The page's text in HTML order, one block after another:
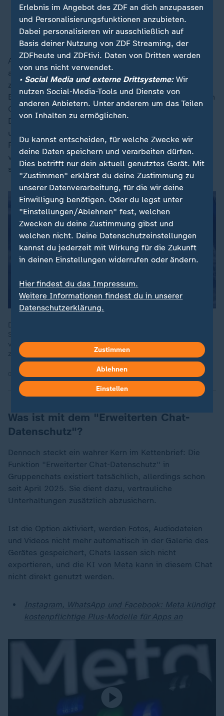
Start der Meta-KI in Deutschland: Was hinter dem
neuen Ring bei WhatsApp steckt
Auch die deutsche Datenschutzbehörde BfDI schreibt
auf ihrerWebseite , die Meta-KI lese keine Chats
zwischen Nutzern mit und verweist auf gesetzliche
Bestimmungen: "Inhalt und die näheren Umstände von
Chats zwischen Nutzerinnen und Nutzern von TK-
Diensten(Telekommunikationsdiensten, Anm. d. Red.)
unterliegen dem besonderen Schutz des
Fernmeldegeheimnisses, das im Grundgesetz
verankert ist", heißt es. Ein Verstoß dagegen sei
strafbar.
Die EU droht dem US-Konzern Meta mit Zwangsmaßnahmen.
Sie wirft ihm vor, auf WhatsApp gegen Wettbewerbsregeln zu
verstoßen, weil er dort nur seine eigene künstliche Intelligenz
zulässt.
09.02.2026 | 0:37 min
Was ist mit dem "Erweiterten Chat-
Datenschutz"?
Dennoch steckt ein wahrer Kern im Kettenbrief: Die
Funktion "Erweiterter Chat-Datenschutz" in
Gruppenchats existiert tatsächlich, allerdings schon
seit April 2025. Sie dient dazu, vertrauliche
Unterhaltungen zusätzlich abzusichern.
Ist die Option aktiviert, werden Fotos, Audiodateien
und Videos nicht mehr automatisch in der Galerie des
Gerätes gespeichert, Chats lassen sich nicht
exportieren, und die KI von Meta kann in diesem Chat
nicht direkt genutzt werden.
Instagram, WhatsApp und Facebook: Meta kündigt
kostenpflichtige Plus-Modelle für Apps an
Erlebnis im Angebot des ZDF an dich anzupassen
und Personalisierungsfunktionen anzubieten.
Dabei personalisieren wir ausschließlich auf
Basis deiner Nutzung von ZDF Streaming, der
ZDFheute und ZDFtivi. Daten von Dritten werden
von uns nicht verwendet.
• Social Media und externe Drittsysteme:Wir
nutzen Social-Media-Tools und Dienste von
anderen Anbietern. Unter anderem um das Teilen
von Inhalten zu ermöglichen.
Du kannst entscheiden, für welche Zwecke wir
deine Daten speichern und verarbeiten dürfen.
Dies betrifft nur dein aktuell genutztes Gerät. Mit
"Zustimmen" erklärst du deine Zustimmung zu
unserer Datenverarbeitung, für die wir deine
Einwilligung benötigen. Oder du legst unter
"Einstellungen/Ablehnen" fest, welchen
Zwecken du deine Zustimmung gibst und
welchen nicht. Deine Datenschutzeinstellungen
kannst du jederzeit mit Wirkung für die Zukunft
in deinen Einstellungen widerrufen oder ändern.
Hier findest du das Impressum.
Weitere Informationen findest du in unserer
Datenschutzerklärung.
Zustimmen
Ablehnen
Einstellen